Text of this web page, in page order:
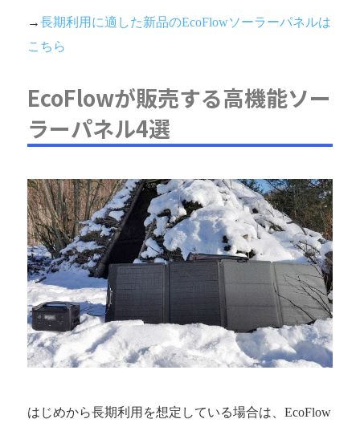
→長期利用に適した新品のEcoFlowソーラーパネルは
こちら
EcoFlowが販売する高機能ソー
ラーパネル4選
はじめから長期利用を想定している場合は、EcoFlow